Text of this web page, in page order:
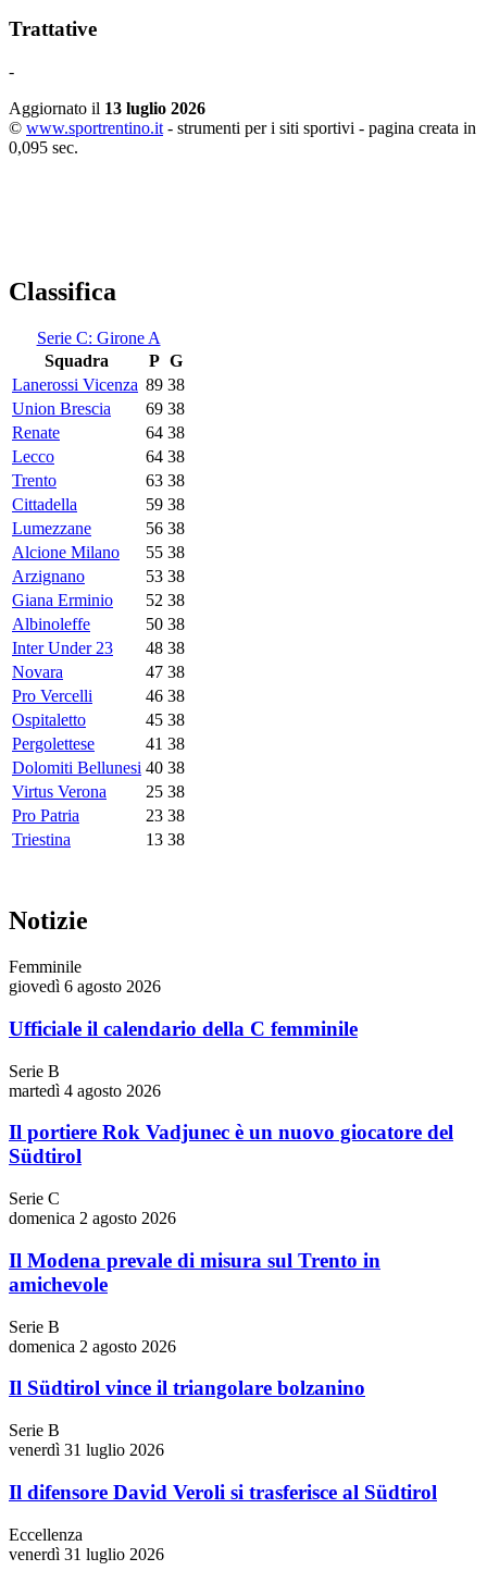
Trattative
-
Aggiornato il 13 luglio 2026
© www.sportrentino.it - strumenti per i siti sportivi - pagina creata in
0,095 sec.
Classifica
Serie C: Girone A
Squadra
P G
Lanerossi Vicenza 89 38
Union Brescia
69 38
Renate
64 38
Lecco
64 38
Trento
63 38
Cittadella
59 38
Lumezzane
56 38
Alcione Milano
55 38
Arzignano
53 38
Giana Erminio
52 38
Albinoleffe
50 38
Inter Under 23
48 38
Novara
47 38
Pro Vercelli
46 38
Ospitaletto
45 38
Pergolettese
41 38
Dolomiti Bellunesi 40 38
Virtus Verona
25 38
Pro Patria
23 38
Triestina
13 38
Notizie
Femminile
giovedì 6 agosto 2026
Ufficiale il calendario della C femminile
Serie B
martedì 4 agosto 2026
Il portiere Rok Vadjunec è un nuovo giocatore del
Südtirol
Serie C
domenica 2 agosto 2026
Il Modena prevale di misura sul Trento in
amichevole
Serie B
domenica 2 agosto 2026
Il Südtirol vince il triangolare bolzanino
Serie B
venerdì 31 luglio 2026
Il difensore David Veroli si trasferisce al Südtirol
Eccellenza
venerdì 31 luglio 2026